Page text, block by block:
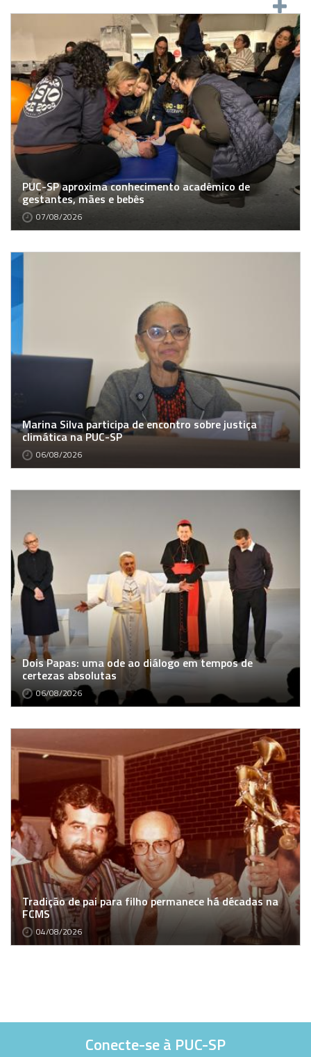
PUC-SP aproxima conhecimento acadêmico de
gestantes, mães e bebês
07/08/2026
Marina Silva participa de encontro sobre justiça
climática na PUC-SP
06/08/2026
Dois Papas: uma ode ao diálogo em tempos de
certezas absolutas
06/08/2026
Tradição de pai para filho permanece há décadas na
FCMS
04/08/2026
Conecte-se à PUC-SP